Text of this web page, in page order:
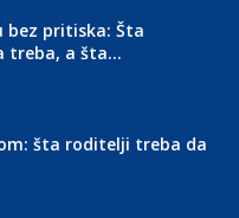
bez pritiska: Šta
treba, a šta...
šta roditelji treba da